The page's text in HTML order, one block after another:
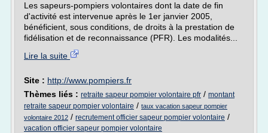
Les sapeurs-pompiers volontaires dont la date de fin
d'activité est intervenue après le 1er janvier 2005,
bénéficient, sous conditions, de droits à la prestation de
fidélisation et de reconnaissance (PFR). Les modalités...
Lire la suite
Site : http://www.pompiers.fr
Thèmes liés : retraite sapeur pompier volontaire pfr / montant
retraite sapeur pompier volontaire / taux vacation sapeur pompier
volontaire 2012 / recrutement officier sapeur pompier volontaire /
vacation officier sapeur pompier volontaire